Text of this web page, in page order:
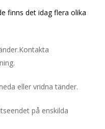
finns det idag flera olika
eller vridna tänder.
på enskilda